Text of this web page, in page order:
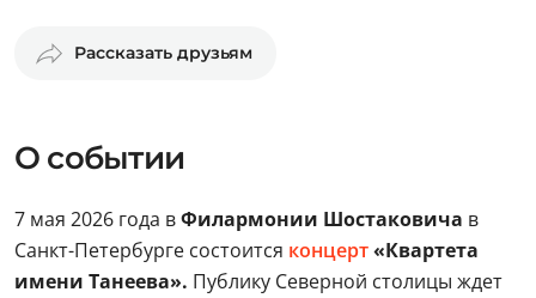
Рассказать друзьям
О событии
7 мая 2026 года вФилармонии Шостаковича в
Санкт-Петербурге состоится концерт«Квартета
имени Танеева». Публику Северной столицы ждет